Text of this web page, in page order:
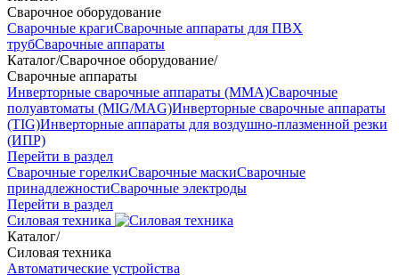
Сварочное оборудование
Сварочные крагиСварочные аппараты для ПВХ
трубСварочные аппараты
Каталог/Сварочное оборудование/
Сварочные аппараты
Инверторные сварочные аппараты (ММА)Сварочные
полуавтоматы (MIG/MAG)Инверторные сварочные аппараты
(TIG)Инверторные аппараты для воздушно-плазменной резки
(ИПР)
Перейти в раздел
Сварочные горелкиСварочные маскиСварочные
принадлежностиСварочные электроды
Перейти в раздел
Силовая техника
Каталог/
Силовая техника
Автоматические устройства